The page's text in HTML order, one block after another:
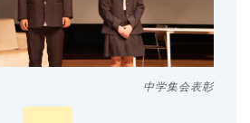
中学集会表彰